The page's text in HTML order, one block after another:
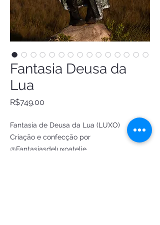
Fantasia Deusa da
Lua
R$749.00
Fantasia de Deusa da Lua (LUXO)
Criação e confecção por
@Fantasiasdeluxoatelie